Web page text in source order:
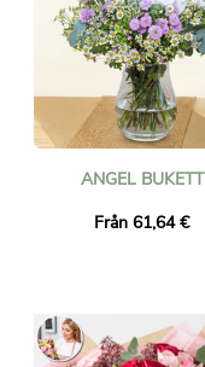
ANGEL BUKETT
Från 61,64 €